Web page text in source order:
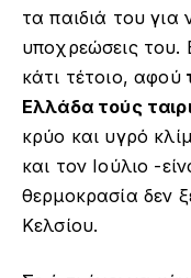
τα παιδιά του για
υποχρεώσεις του.
κάτι τέτοιο, αφού
Ελλάδα τούς
κρύο και υγρό
και τον Ιούλιο -
θερμοκρασία δεν
Κελσίου.